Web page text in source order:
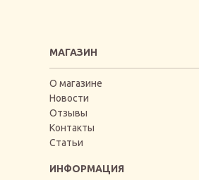
МАГАЗИН
О магазине
Новости
Отзывы
Контакты
Статьи
ИНФОРМАЦИЯ